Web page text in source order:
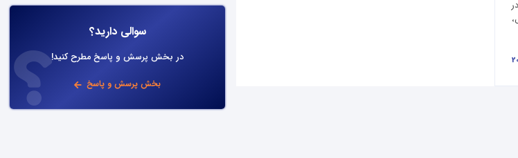
سوالی دارید؟
در بخش پرسش و پاسخ مطرح کنید!
بخش پرسش و پاسخ